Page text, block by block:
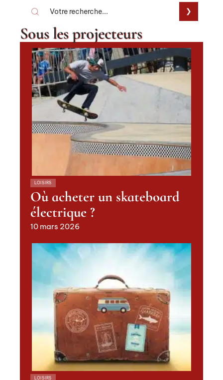
Sous les projecteurs
LOISIRS
Où acheter un skateboard
électrique ?
10 mars 2026
LOISIRS